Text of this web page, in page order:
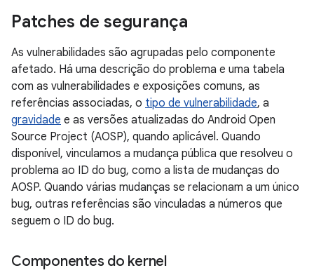
Patches de segurança
As vulnerabilidades são agrupadas pelo componente
afetado. Há uma descrição do problema e uma tabela
com as vulnerabilidades e exposições comuns, as
referências associadas, o tipo de vulnerabilidade, a
gravidade e as versões atualizadas do Android Open
Source Project (AOSP), quando aplicável. Quando
disponível, vinculamos a mudança pública que resolveu o
problema ao ID do bug, como a lista de mudanças do
AOSP. Quando várias mudanças se relacionam a um único
bug, outras referências são vinculadas a números que
seguem o ID do bug.
Componentes do kernel